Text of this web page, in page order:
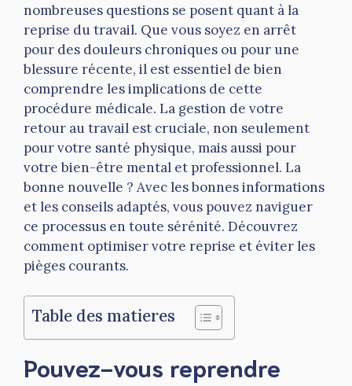
nombreuses questions se posent quant à la
reprise du travail. Que vous soyez en arrêt
pour des douleurs chroniques ou pour une
blessure récente, il est essentiel de bien
comprendre les implications de cette
procédure médicale. La gestion de votre
retour au travail est cruciale, non seulement
pour votre santé physique, mais aussi pour
votre bien-être mental et professionnel. La
bonne nouvelle ? Avec les bonnes informations
et les conseils adaptés, vous pouvez naviguer
ce processus en toute sérénité. Découvrez
comment optimiser votre reprise et éviter les
pièges courants.
Table des matieres
Pouvez-vous reprendre